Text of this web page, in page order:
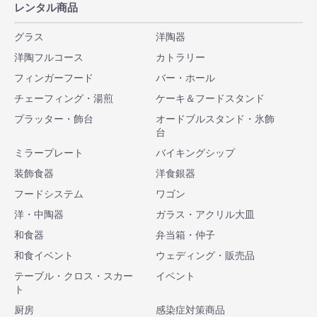
レンタル商品
グラス
洋陶器
洋陶フルコース
カトラリー
フィンガーフード
バー・ホール
チェーフィング・湯煎
ケーキ＆フードスタンド
プラッター・飾台
オードブルスタンド・氷飾
台
ミラープレート
バイキングシップ
装飾食器
洋食銀器
フードシステム
ワゴン
洋・中陶器
ガラス・アクリル大皿
和食器
弁当箱・仲子
和食イベント
ウェディング・販売品
テーブル・クロス・スカー
ト
イベント
厨房
感染症対策商品